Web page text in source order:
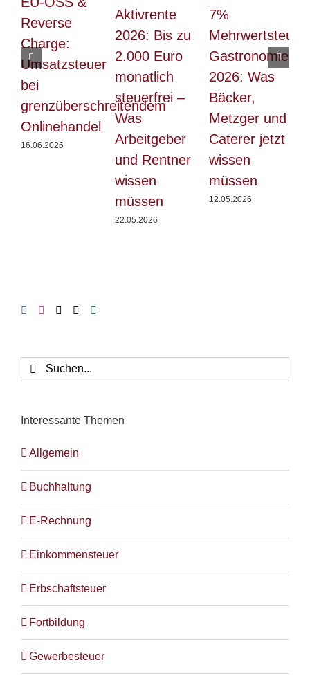
Reverse
Charge:
Umsatzsteuer
bei
grenzüberschreitendem
Onlinehandel
16.06.2026
Aktivrente
2026: Bis zu
2.000 Euro
monatlich
steuerfrei –
Was
Arbeitgeber
und Rentner
wissen
müssen
22.05.2026
7%
Mehrwertsteuer
Gastronomie
2026: Was
Bäcker,
Metzger und
Caterer jetzt
wissen
müssen
12.05.2026
Suche
nach:
Interessante Themen
Allgemein
Buchhaltung
E-Rechnung
Einkommensteuer
Erbschaftsteuer
Fortbildung
Gewerbesteuer